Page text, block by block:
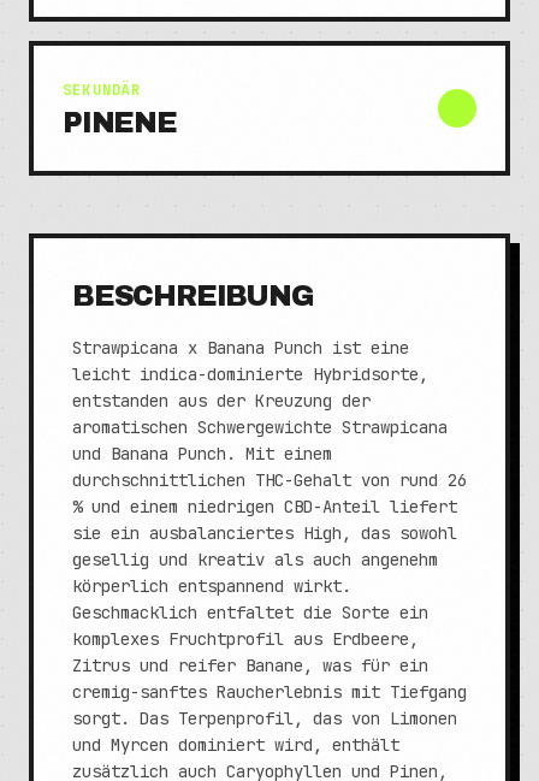
SEKUNDÄR
PINENE
BESCHREIBUNG
Strawpicana x Banana Punch ist eine
leicht indica-dominierte Hybridsorte,
entstanden aus der Kreuzung der
aromatischen Schwergewichte Strawpicana
und Banana Punch. Mit einem
durchschnittlichen THC-Gehalt von rund 26
% und einem niedrigen CBD-Anteil liefert
sie ein ausbalanciertes High, das sowohl
gesellig und kreativ als auch angenehm
körperlich entspannend wirkt.
Geschmacklich entfaltet die Sorte ein
komplexes Fruchtprofil aus Erdbeere,
Zitrus und reifer Banane, was für ein
cremig-sanftes Raucherlebnis mit Tiefgang
sorgt. Das Terpenprofil, das von Limonen
und Myrcen dominiert wird, enthält
zusätzlich auch Caryophyllen und Pinen,